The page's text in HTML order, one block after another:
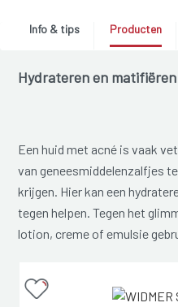
Info & tips Producten
Hydrateren en matifiëren
Een huid met acné is vaak
van geneesmiddelenzalfjes
krijgen. Hier kan een
tegen helpen. Tegen het
lotion, creme of emulsie